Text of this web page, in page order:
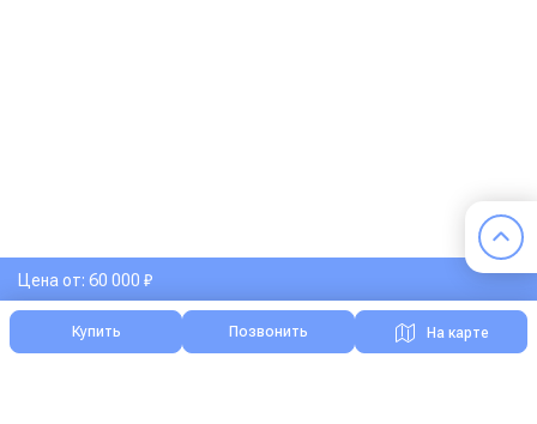
Цена от: 60 000 ₽
Купить Позвонить На карте